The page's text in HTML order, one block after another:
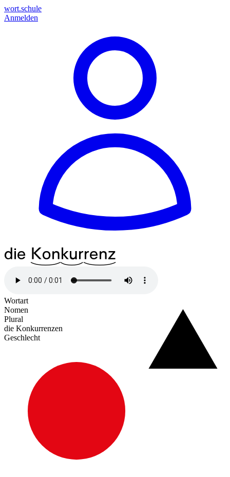
wort.schule
Anmelden
die ^23Kon^17kur^25renz
Wortart
Nomen
Plural
die Konkurrenzen
Geschlecht